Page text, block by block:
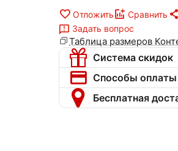
Отложить Сравнить
Задать вопрос
Таблица размеров
Система скидок
Способы оплаты
Бесплатная